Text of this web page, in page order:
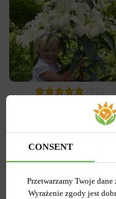
Lilia OT Hybryda Pretty
Wysyłamy od 5 września
Ilość w paczce
CONSENT
Przetwarzamy Twoje
Wyrażenie zgody jest